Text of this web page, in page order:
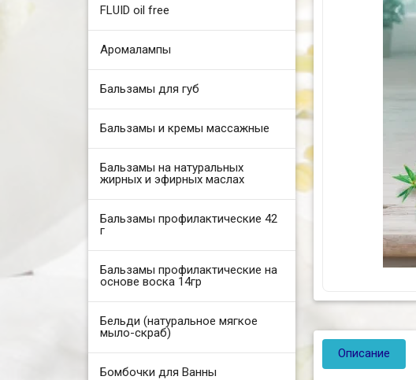
FLUID oil free
Аромалампы
Бальзамы для губ
Бальзамы и кремы массажные
Бальзамы на натуральных
жирных и эфирных маслах
Бальзамы профилактические 42
г
Бальзамы профилактические на
основе воска 14гр
Бельди (натуральное мягкое
мыло-скраб)
Бомбочки для Ванны
Описание